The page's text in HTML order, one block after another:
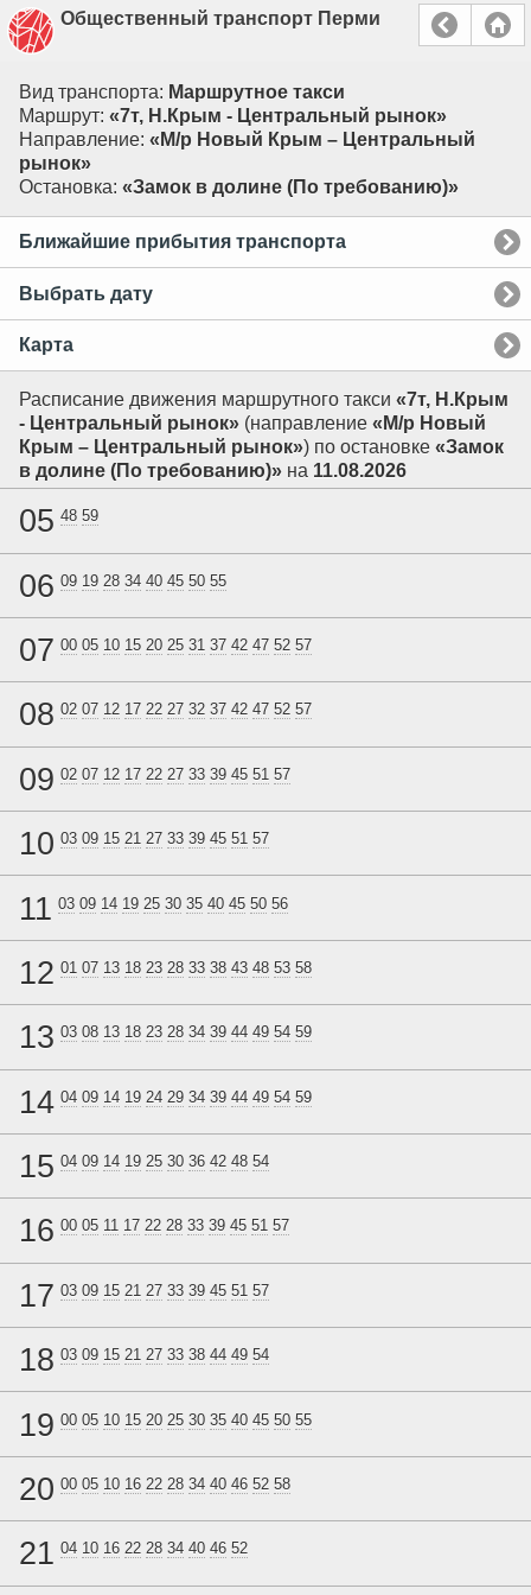
Общественный транспорт Перми
Вид транспорта: Маршрутное такси
Маршрут: «7т, Н.Крым - Центральный рынок»
Направление: «М/р Новый Крым – Центральный
рынок»
Остановка: «Замок в долине (По требованию)»
Ближайшие прибытия транспорта
Выбрать дату
Карта
Расписание движения маршрутного такси «7т, Н.Крым
- Центральный рынок» (направление «М/р Новый
Крым – Центральный рынок») по остановке «Замок
в долине (По требованию)» на 11.08.2026
05 48 59
06 09 19 28 34 40 45 50 55
07 00 05 10 15 20 25 31 37 42 47 52 57
08 02 07 12 17 22 27 32 37 42 47 52 57
09 02 07 12 17 22 27 33 39 45 51 57
10 03 09 15 21 27 33 39 45 51 57
11 03 09 14 19 25 30 35 40 45 50 56
12 01 07 13 18 23 28 33 38 43 48 53 58
13 03 08 13 18 23 28 34 39 44 49 54 59
14 04 09 14 19 24 29 34 39 44 49 54 59
15 04 09 14 19 25 30 36 42 48 54
16 00 05 11 17 22 28 33 39 45 51 57
17 03 09 15 21 27 33 39 45 51 57
18 03 09 15 21 27 33 38 44 49 54
19 00 05 10 15 20 25 30 35 40 45 50 55
20 00 05 10 16 22 28 34 40 46 52 58
21 04 10 16 22 28 34 40 46 52